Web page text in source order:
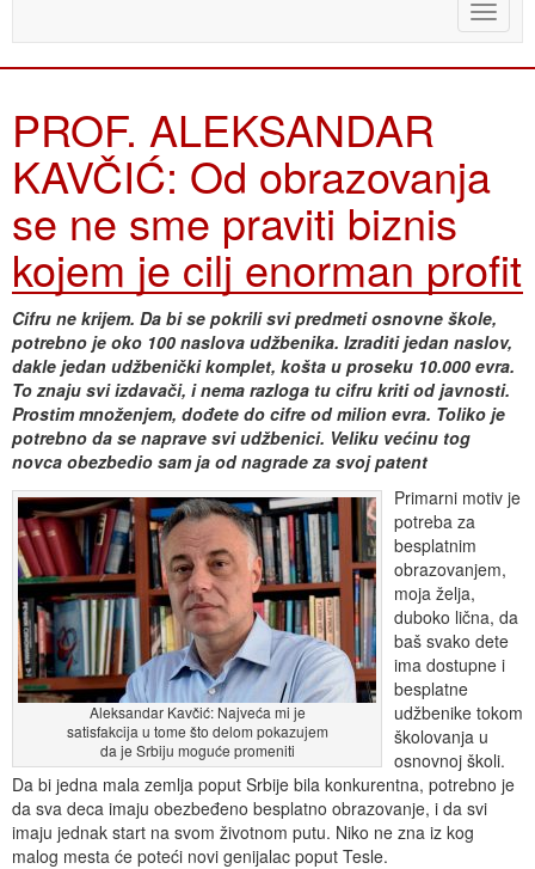
Toggle
PROF. ALEKSANDAR
KAVČIĆ: Od obrazovanja
se ne sme praviti biznis
kojem je cilj enorman profit
Cifru ne krijem. Da bi se pokrili svi predmeti osnovne škole,
potrebno je oko 100 naslova udžbenika. Izraditi jedan naslov,
dakle jedan udžbenički komplet, košta u proseku 10.000 evra.
To znaju svi izdavači, i nema razloga tu cifru kriti od javnosti.
Prostim množenjem, dođete do cifre od milion evra. Toliko je
potrebno da se naprave svi udžbenici. Veliku većinu tog
novca obezbedio sam ja od nagrade za svoj patent
Aleksandar Kavčić: Najveća mi je
satisfakcija u tome što delom pokazujem
da je Srbiju moguće promeniti
Primarni motiv je
potreba za
besplatnim
obrazovanjem,
moja želja,
duboko lična, da
baš svako dete
ima dostupne i
besplatne
udžbenike tokom
školovanja u
osnovnoj školi.
Da bi jedna mala zemlja poput Srbije bila konkurentna, potrebno je
da sva deca imaju obezbeđeno besplatno obrazovanje, i da svi
imaju jednak start na svom životnom putu. Niko ne zna iz kog
malog mesta će poteći novi genijalac poput Tesle.